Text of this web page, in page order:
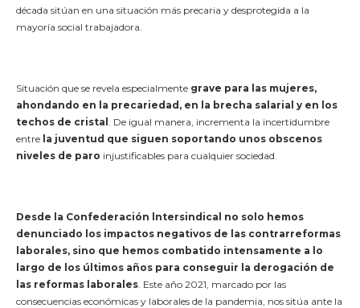
década sitúan en una situación más precaria y desprotegida a la
mayoría social trabajadora.
Situación que se revela especialmente grave para las mujeres,
ahondando en la precariedad, en la brecha salarial y en los
techos de cristal . De igual manera, incrementa la incertidumbre
entre la juventud que siguen soportando unos obscenos
niveles de paro injustificables para cualquier sociedad.
Desde la Confederación lntersindical no solo hemos
denunciado los impactos negativos de las contrarreformas
laborales, sino que hemos combatido intensamente a lo
largo de los últimos años para conseguir la derogación de
las reformas laborales. Este año 2021, marcado por las
consecuencias económicas y laborales de la pandemia, nos sitúa ante la